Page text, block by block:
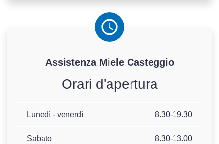
Assistenza MieleCasteggio
Orari d'apertura
Lunedì - venerdì 8.30-19.30
Sabato 8.30-13.00